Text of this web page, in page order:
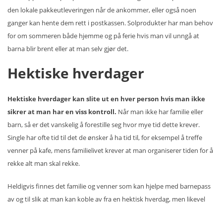
den lokale pakkeutleveringen når de ankommer, eller også noen
ganger kan hente dem rett i postkassen. Solprodukter har man behov
for om sommeren både hjemme og på ferie hvis man vil unngå at
barna blir brent eller at man selv gjør det.
Hektiske hverdager
Hektiske hverdager kan slite ut en hver person hvis man ikke
sikrer at man har en viss kontroll. Når man ikke har familie eller
barn, så er det vanskelig å forestille seg hvor mye tid dette krever.
Single har ofte tid til det de ønsker å ha tid til, for eksempel å treffe
venner på kafe, mens familielivet krever at man organiserer tiden for å
rekke alt man skal rekke.
Heldigvis finnes det familie og venner som kan hjelpe med barnepass
av og til slik at man kan koble av fra en hektisk hverdag, men likevel